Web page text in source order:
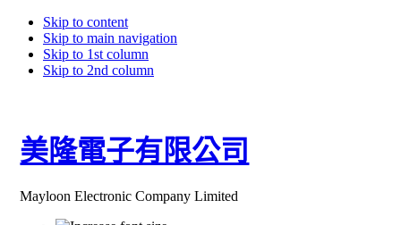
Skip to content
Skip to main navigation
Skip to 1st column
Skip to 2nd column
美隆電子有限公司
Mayloon Electronic Company Limited